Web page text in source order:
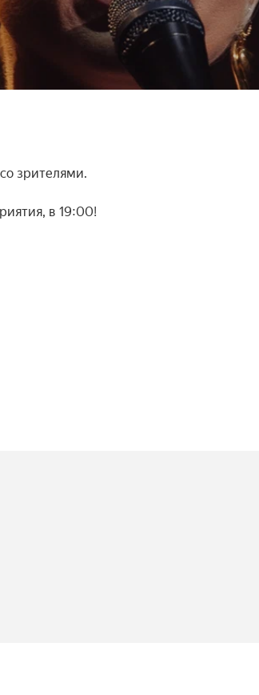
зрителями.
в 19:00!